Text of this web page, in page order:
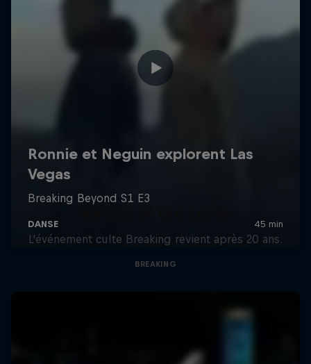
L'événement culte Breaking revient après 20 ans.
BREAKING